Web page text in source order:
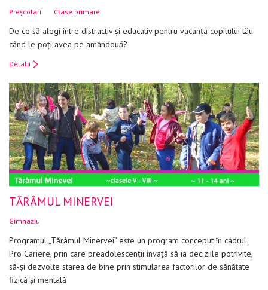
Preșcolari Clase primare
De ce să alegi între distractiv și educativ pentru vacanța copilului tău
când le poți avea pe amândouă?
Detalii
TĂRÂMUL MINERVEI
Gimnaziu
Programul „Tărâmul Minervei” este un program conceput în cadrul
Pro Cariere, prin care preadolescenţii învaţă să ia deciziile potrivite,
să-şi dezvolte starea de bine prin stimularea factorilor de sănătate
fizică şi mentală